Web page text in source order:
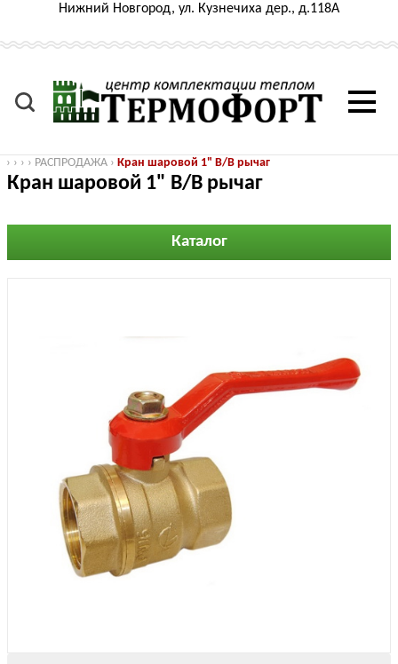
Нижний Новгород, ул. Кузнечиха дер., д.118А
› › › › РАСПРОДАЖА › Кран шаровой 1" В/В рычаг
Кран шаровой 1" В/В рычаг
Каталог